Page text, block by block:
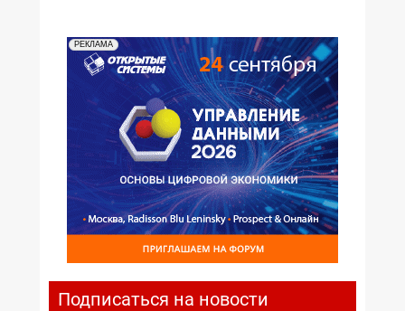
РЕКЛАМА
Подписаться на новости